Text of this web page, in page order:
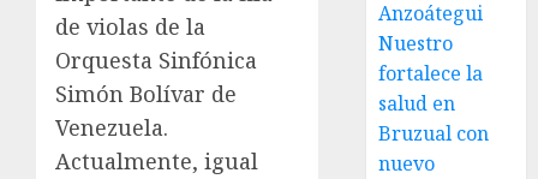
de violas de la
Orquesta Sinfónica
Simón Bolívar de
Venezuela.
Actualmente, igual
Anzoátegui
Nuestro
fortalece la
salud en
Bruzual con
nuevo